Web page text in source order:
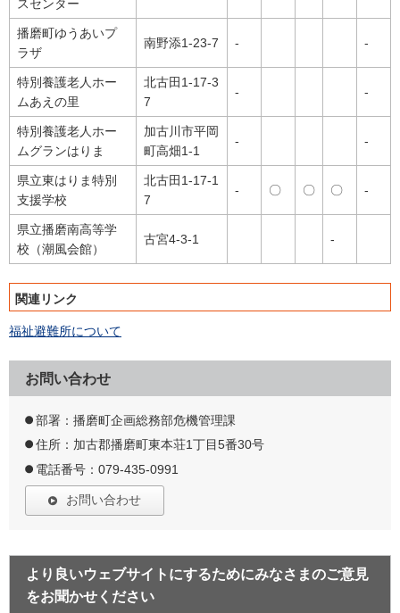
スセンター
播磨町ゆうあいプ
ラザ
南野添1-23-7 - -
特別養護老人ホー
ムあえの里
北古田1-17-3
7
- -
特別養護老人ホー
ムグランはりま
加古川市平岡
町高畑1-1
- -
県立東はりま特別
支援学校
北古田1-17-1
7
- 〇 〇 〇 -
県立播磨南高等学
校（潮風会館）
古宮4-3-1 -
関連リンク
福祉避難所について
お問い合わせ
部署：播磨町企画総務部危機管理課
住所：加古郡播磨町東本荘1丁目5番30号
電話番号：079-435-0991
お問い合わせ
より良いウェブサイトにするためにみなさまのご意見
をお聞かせください